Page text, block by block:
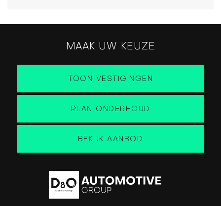
MAAK UW KEUZE
TOON VESTIGINGEN
PLAN ONDERHOUD
BEKIJK AANBOD